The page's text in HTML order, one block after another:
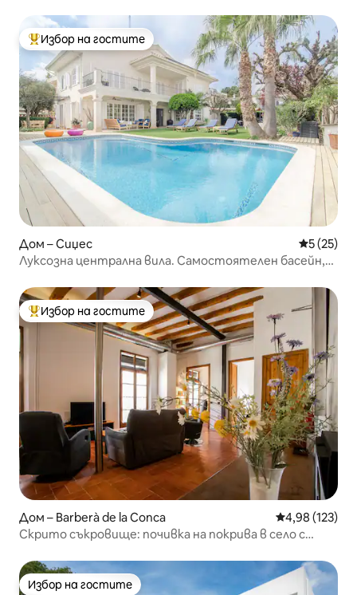
Най-популярен избор на гостите
Избор на гостите
Дом – Сиџес Средна
5 (25)
Луксозна централна вила. Самостоятелен басейн,
Най-популярен избор на гостите
Избор на гостите
Дом – Barberà de la Conca Средна
4,98 (123)
Скрито съкровище: почивка на покрива в село с
Избор на гостите
Избор на гостите